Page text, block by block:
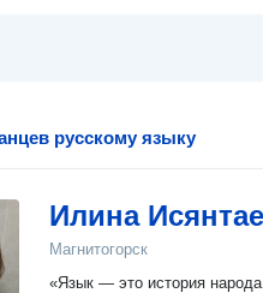
русскому языку
Илина
Магнитогорск
«Язык — это история